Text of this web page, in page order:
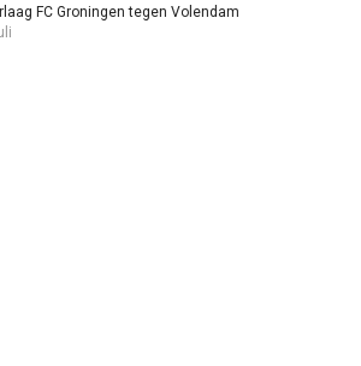
FC Groningen tegen Volendam